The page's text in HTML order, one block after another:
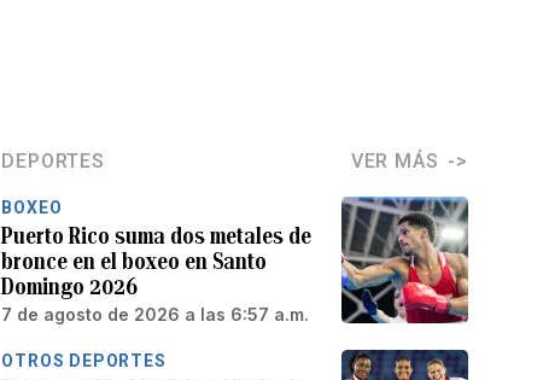
DEPORTES VER MÁS
BOXEO
Puerto Rico suma dos metales de
bronce en el boxeo en Santo
Domingo 2026
7 de agosto de 2026 a las 6:57 a.m.
OTROS DEPORTES